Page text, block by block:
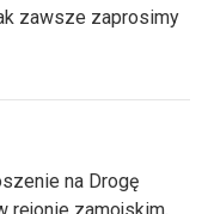
zawsze zaprosimy
na Drogę